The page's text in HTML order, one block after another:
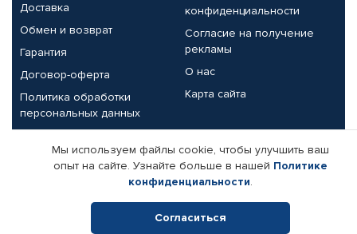
Доставка
Обмен и возврат
Гарантия
Договор-оферта
Политика обработки
персональных данных
конфиденциальности
Согласие на получение
рекламы
О нас
Карта сайта
Партнерам
Корпоративным клиентам
Поставщикам
Реквизиты компании
Мы используем файлы cookie, чтобы улучшить ваш
опыт на сайте. Узнайте больше в нашей Политике
конфиденциальности.
Согласиться